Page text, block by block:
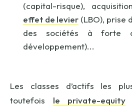
(capital-risque),
effet de levier (LBO), prise
des sociétés à forte
développement)...
Les classes d’actifs les
toutefois le private-equity